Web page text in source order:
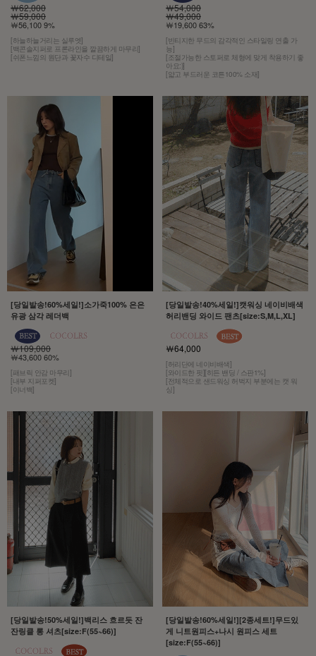
￦62,000
￦59,000
￦56,100 9%
[하늘하늘거리는 실루엣]
[백콘솔지퍼로 프론라인을 깔끔하게 마무리]
[쉬폰느낌의 원단과 꽃자수 디테일]
￦54,000
￦49,000
￦19,600 63%
[빈티지한 무드의 감각적인 스타일링 연출 가
능]
[조절가능한 스토퍼로 체형에 맞게 착용하기 좋
아요:)]
[얇고 부드러운 코튼100% 소재]
[당일발송!60%세일!]소가죽100% 은은
유광 삼각 레더백
￦109,000
￦43,600 60%
[패브릭 안감 마무리]
[내부 지퍼포켓]
[이너백]
[당일발송!40%세일!]캣워싱 네이비배색
허리밴딩 와이드 팬츠[size:S,M,L,XL]
￦64,000
[허리단에 네이비배색]
[와이드한 핏][히든 밴딩 / 스판1%]
[전체적으로 샌드워싱 허벅지 부분에는 캣 워
싱]
[당일발송!50%세일!]백리스 흐르듯 잔
잔링클 롱 셔츠[size:F(55~66)]
[당일발송!60%세일!][2종세트!]무드있
게 니트원피스+나시 원피스 세트
[size:F(55~66)]